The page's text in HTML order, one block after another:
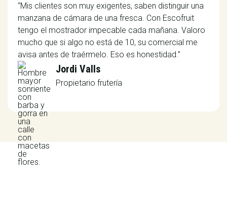
“Mis clientes son muy exigentes, saben distinguir una
manzana de cámara de una fresca. Con Escofruit
tengo el mostrador impecable cada mañana. Valoro
mucho que si algo no está de 10, su comercial me
avisa antes de traérmelo. Eso es honestidad.”
Jordi Valls
Propietario frutería